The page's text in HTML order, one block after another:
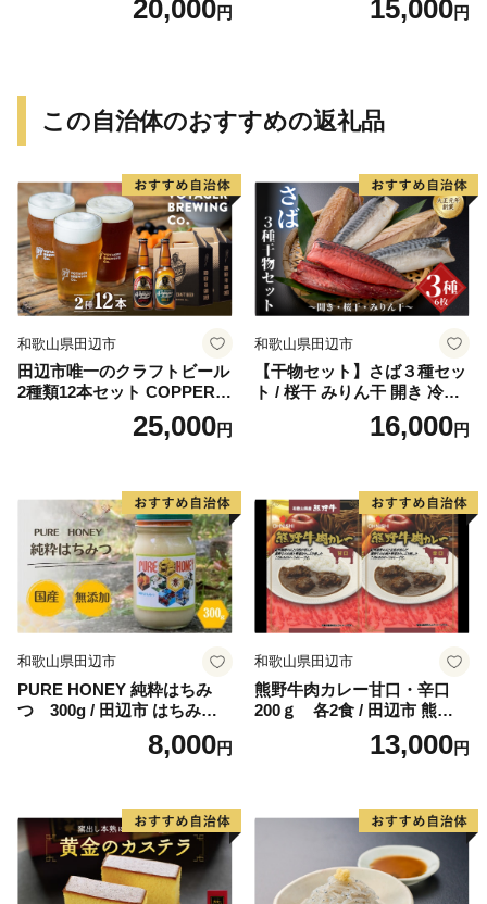
20,000円 15,000円
この自治体のおすすめの返礼品
和歌山県田辺市
田辺市唯一のクラフトビール
2種類12本セット COPPER
（アルコール度数6％）GOL
D（アルコール度数5.5％）各
酒 ボイジャーブルーイング
セット 詰合せ 飲み比べ 父の
日 ギフト プレゼント 贈り物
【bbi012-1】
25,000円
和歌山県田辺市
【干物セット】さば３種セッ
ト / 桜干 みりん干 開き 冷凍
魚介類 焼き魚 食べ比べ サバ
鯖 和歌山県 田辺市【mst011-
16,000円
和歌山県田辺市
PURE HONEY 純粋はちみ
つ 300g / 田辺市 はちみつ
ハチミツ 蜂蜜 無添加 国産
8,000円
和歌山県田辺市
熊野牛肉カレー甘口・辛口
200ｇ 各2食 / 田辺市 熊野牛
ブランド牛 牛肉 牛肉カレー
レトルトカレー レトルト レ
13,000円